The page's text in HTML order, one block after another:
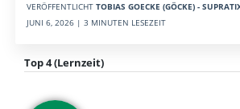
VERÖFFENTLICHT TOBIAS GOECKE (GÖCKE) -
JUNI 6, 2026 | 3 MINUTEN LESEZEIT
Top 4 (Lernzeit)